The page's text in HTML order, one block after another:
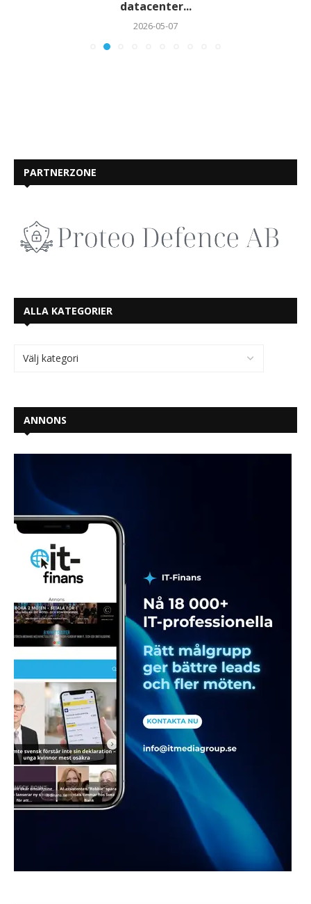
datacenter...
2026-05-07
PARTNERZONE
ALLA KATEGORIER
ANNONS